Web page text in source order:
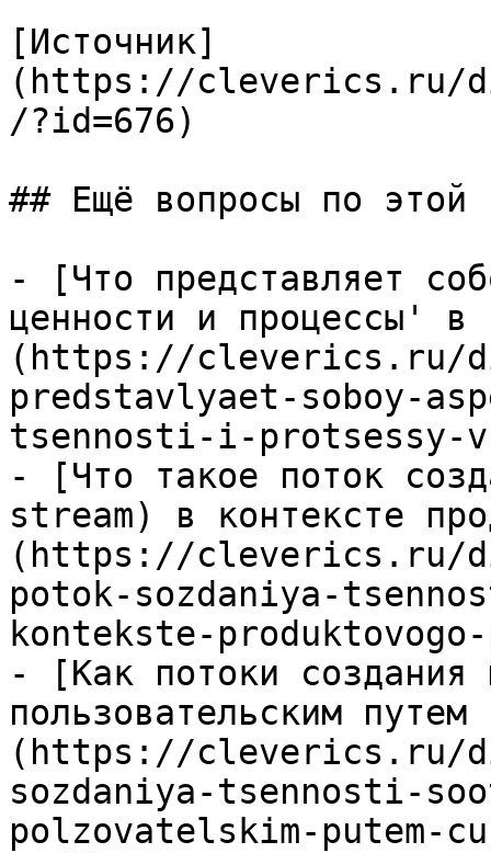
[Источник]
(https://cleverics.ru/
/?id=676)
## Ещё вопросы по этой
- [Что представляет
ценности и процессы'
(https://cleverics.ru/
predstavlyaet-soboy-
tsennosti-i-
- [Что такое поток
stream) в контексте
(https://cleverics.ru/
potok-sozdaniya-
kontekste-
- [Как потоки создания
пользовательским
(https://cleverics.ru/
sozdaniya-tsennosti-
polzovatelskim-putem-